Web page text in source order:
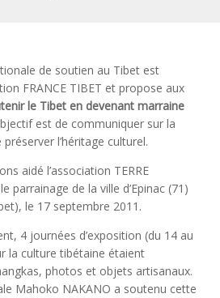
de soutien au Tibet est
FRANCE TIBET et propose aux
le Tibet en devenant marraine
est de communiquer sur la
l’héritage culturel.
aidé l’association TERRE
parrainage de la ville d’Epinac (71)
le 17 septembre 2011.
4 journées d’exposition (du 14 au
la culture tibétaine étaient
photos et objets artisanaux.
Mahoko NAKANO a soutenu cette